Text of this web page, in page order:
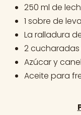
250 ml de
1 sobre de
La ralladura
2
Azúcar y
Aceite para